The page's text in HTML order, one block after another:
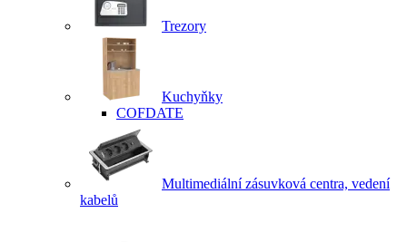
Trezory
Kuchyňky
COFDATE
Multimediální zásuvková centra, vedení
kabelů